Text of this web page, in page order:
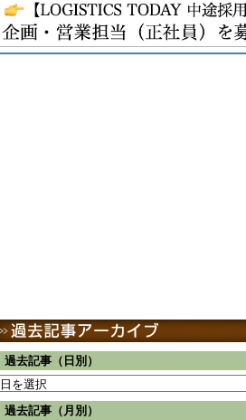
過去記事（日別）
過去記事（月別）